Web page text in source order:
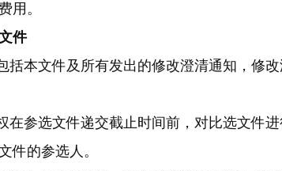
用。
件
括本文件及所有发出的修改澄清通知，修
在参选文件递交截止时间前，对比选文件
件的参选人。